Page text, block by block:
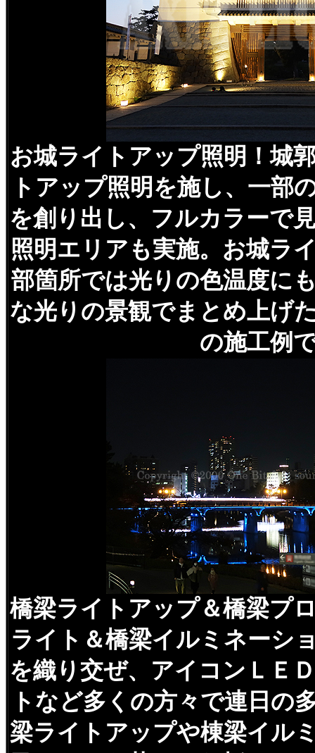
お城ライトアップ照明！城
トアップ照明を施し、一部
を創り出し、フルカラーで
照明エリアも実施。お城ラ
部箇所では光りの色温度に
な光りの景観でまとめ上げ
の施工例
橋梁ライトアップ＆橋梁プ
ライト＆橋梁イルミネーシ
を織り交ぜ、アイコンＬＥ
トなど多くの方々で連日の
梁ライトアップや棟梁イル